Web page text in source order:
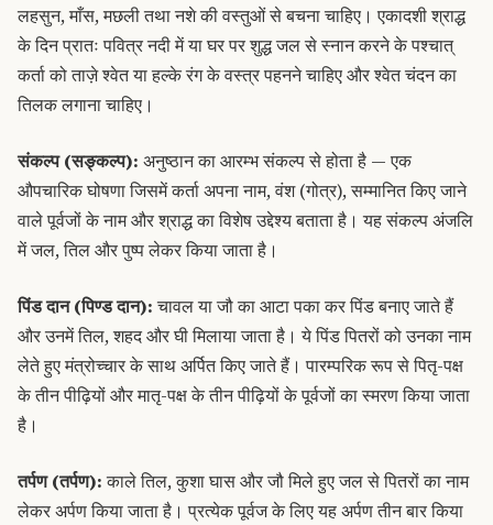
लहसुन, माँस, मछली तथा नशे की वस्तुओं से बचना चाहिए। एकादशी श्राद्ध
के दिन प्रातः पवित्र नदी में या घर पर शुद्ध जल से स्नान करने के पश्चात्
कर्ता को ताज़े श्वेत या हल्के रंग के वस्त्र पहनने चाहिए और श्वेत चंदन का
तिलक लगाना चाहिए।
संकल्प (सङ्कल्प): अनुष्ठान का आरम्भ संकल्प से होता है — एक
औपचारिक घोषणा जिसमें कर्ता अपना नाम, वंश (गोत्र), सम्मानित किए जाने
वाले पूर्वजों के नाम और श्राद्ध का विशेष उद्देश्य बताता है। यह संकल्प अंजलि
में जल, तिल और पुष्प लेकर किया जाता है।
पिंड दान (पिण्ड दान):चावल या जौ का आटा पका कर पिंड बनाए जाते हैं
और उनमें तिल, शहद और घी मिलाया जाता है। ये पिंड पितरों को उनका नाम
लेते हुए मंत्रोच्चार के साथ अर्पित किए जाते हैं। पारम्परिक रूप से पितृ-पक्ष
के तीन पीढ़ियों और मातृ-पक्ष के तीन पीढ़ियों के पूर्वजों का स्मरण किया जाता
है।
तर्पण (तर्पण):काले तिल, कुशा घास और जौ मिले हुए जल से पितरों का नाम
लेकर अर्पण किया जाता है। प्रत्येक पूर्वज के लिए यह अर्पण तीन बार किया